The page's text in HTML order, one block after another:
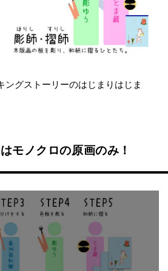
ングストーリーのはじまりはじま
モノクロの原画のみ！